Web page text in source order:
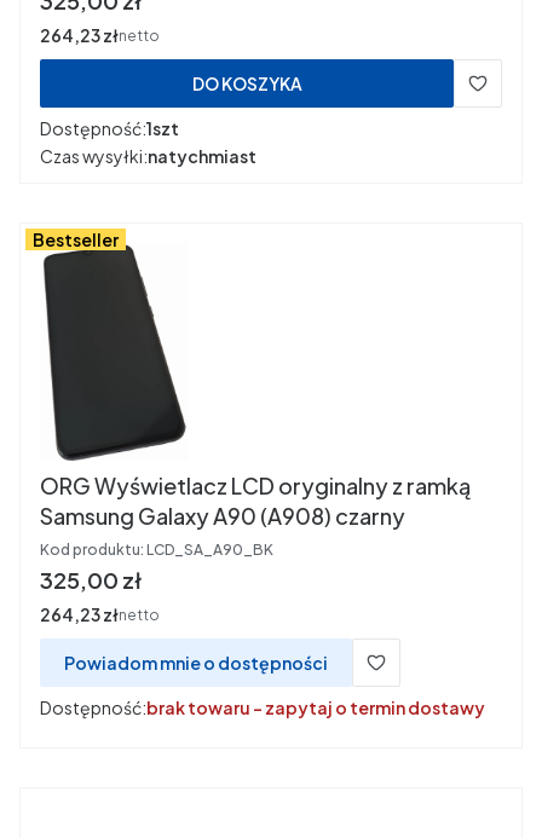
Cena
264,23 złnetto
DO KOSZYKA
Dostępność:1szt
Czas wysyłki:natychmiast
Bestseller
ORG Wyświetlacz LCD oryginalny z ramką
Samsung Galaxy A90 (A908) czarny
Kod produktu: LCD_SA_A90_BK
Cena
325,00 zł
Cena
264,23 złnetto
Powiadom mnie o dostępności
Dostępność:brak towaru - zapytaj o termin dostawy